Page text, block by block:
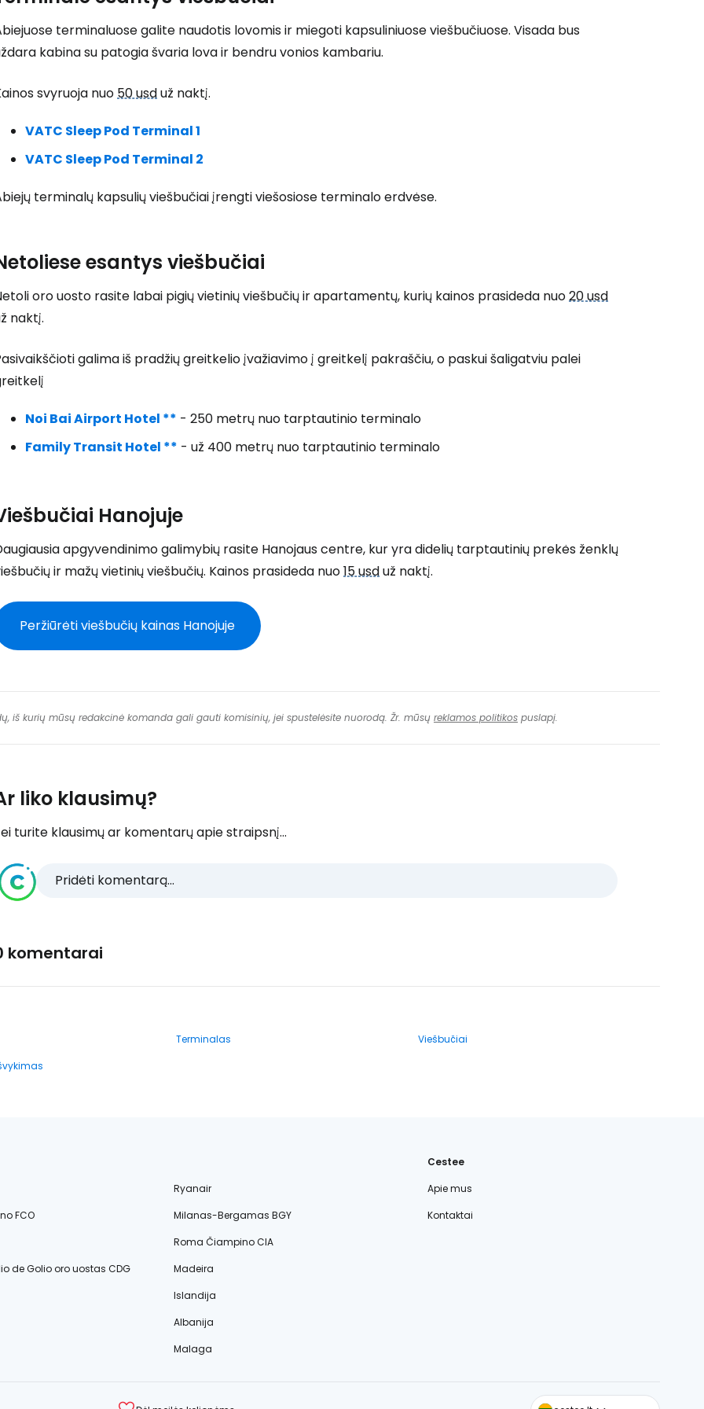
terminaluose galite naudotis lovomis ir miegoti kapsuliniuose viešbučiuose. Visada bus
kabina su patogia švaria lova ir bendru vonios kambariu.
svyruoja nuo50 usduž naktį.
VATC Sleep Pod Terminal 1
VATC Sleep Pod Terminal 2
terminalų kapsulių viešbučiai įrengti viešosiose terminalo erdvėse.
esantys viešbučiai
oro uosto rasite labai pigių vietinių viešbučių ir apartamentų, kurių kainos prasideda nuo20 usd
naktį.
galima iš pradžių greitkelio įvažiavimo į greitkelį pakraščiu, o paskui šaligatviu palei
Noi Bai Airport Hotel ** - 250 metrų nuo tarptautinio terminalo
Family Transit Hotel ** - už 400 metrų nuo tarptautinio terminalo
Hanojuje
apgyvendinimo galimybių rasite Hanojaus centre, kur yra didelių tarptautinių prekės ženklų
ir mažų vietinių viešbučių. Kainos prasideda nuo15 usduž naktį.
Peržiūrėti viešbučių kainas Hanojuje
iš kurių mūsų redakcinė komanda gali gauti komisinių, jei spustelėsite nuorodą. Žr. mūsų reklamos politikos puslapį.
liko klausimų?
turite klausimų ar komentarų apie straipsnį...
Pridėti komentarą...
komentarai
Terminalas
Viešbučiai
Ryanair
FCO
Milanas-Bergamas BGY
Roma Čiampino CIA
de Golio oro uostas CDG
Madeira
Islandija
Albanija
Malaga
Cestee
Apie mus
Kontaktai
cestee.com
Prisijunkite prie Cestee
... pasaulinė kelionių bendruomenė